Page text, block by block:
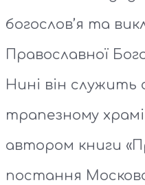
богослов’я та
Православної
Нині він служить
трапезному храмі
автором книги
постання